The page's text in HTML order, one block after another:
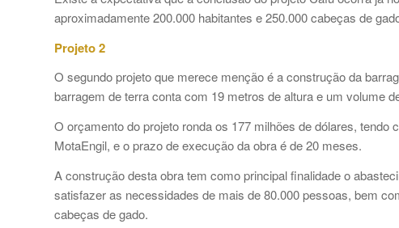
aproximadamente 200.000 habitantes e 250.000 cabeças de
Projeto 2
O segundo projeto que merece menção é a construção da
barragem de terra conta com 19 metros de altura e um volume
O orçamento do projeto ronda os 177 milhões de dólares,
MotaEngil, e o prazo de execução da obra é de 20 meses.
A construção desta obra tem como principal finalidade o
satisfazer as necessidades de mais de 80.000 pessoas, bem
cabeças de gado.